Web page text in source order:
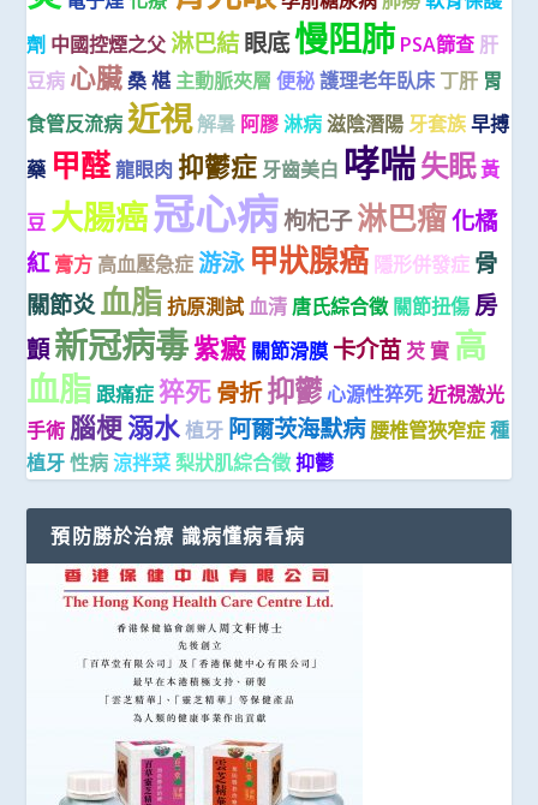
劑 中國控煙之父 淋巴結眼底慢阻肺 PSA篩查 肝
豆病 心臟 桑 椹 主動脈夾層 便秘 護理老年臥床 丁肝 胃
食管反流病 近視解暑 阿膠 淋病 滋陰潛陽 牙套族 早搏
藥 甲醛龍眼肉 抑鬱症 牙齒美白 哮喘失眠黃
豆 大腸癌冠心病枸杞子淋巴瘤化橘
紅 膏方 高血壓急症 游泳 甲狀腺癌 隱形併發症 骨
關節炎血脂 抗原測試血清 唐氏綜合徵 關節扭傷 房
顫新冠病毒紫癜 關節滑膜 卡介苗 芡 實 高
血脂 跟痛症 猝死骨折抑鬱心源性猝死 近視激光
手術 腦梗溺水 植牙 阿爾茨海默病腰椎管狹窄症 種
植牙 性病 涼拌菜 梨狀肌綜合徵 抑鬱
預防勝於治療 識病懂病看病